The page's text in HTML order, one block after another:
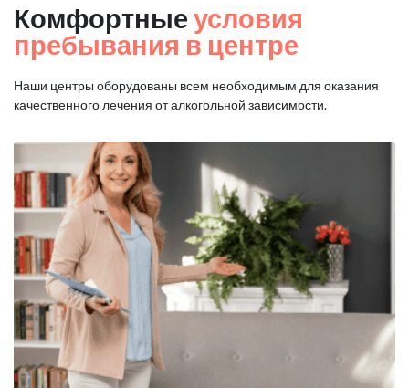
Комфортные условия
пребывания в центре
Наши центры оборудованы всем необходимым для оказания
качественного лечения от алкогольной зависимости.